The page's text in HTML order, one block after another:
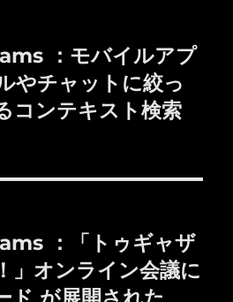
：モバイルアプ
やチャットに絞っ
コンテキスト検索
：「トゥギャザ
」オンライン会議に